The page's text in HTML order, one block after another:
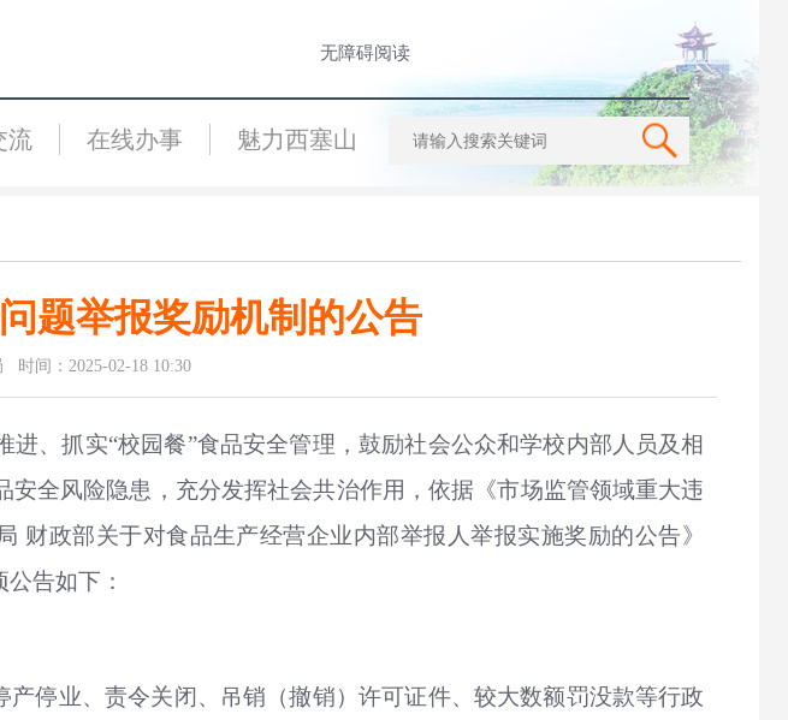
无障碍阅读
流 在线办事 魅力西塞山
题举报奖励机制的公告
时间：2025-02-18 10:30
、抓实“校园餐”食品安全管理，鼓励社会公众和学校内部人员及相
全风险隐患，充分发挥社会共治作用，依据《市场监管领域重大违
财政部关于对食品生产经营企业内部举报人举报实施奖励的公告》
告如下：
停业、责令关闭、吊销（撤销）许可证件、较大数额罚没款等行政